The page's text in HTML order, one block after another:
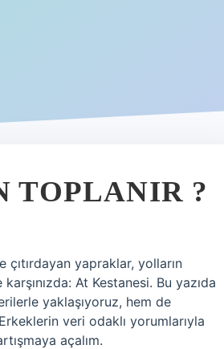
TOPLANIR ?
yapraklar, yolların
At Kestanesi. Bu yazıda
yaklaşıyoruz, hem de
veri odaklı yorumlarıyla
açalım.